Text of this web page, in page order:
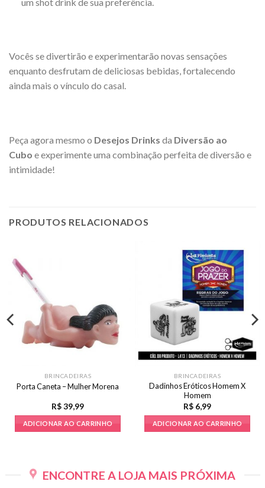
Vocês se divertirão e experimentarão novas sensações
enquanto desfrutam de deliciosas bebidas, fortalecendo
ainda mais o vínculo do casal.
Peça agora mesmo o Desejos Drinks da Diversão ao
Cubo e experimente uma combinação perfeita de diversão e
intimidade!
PRODUTOS RELACIONADOS
BRINCADEIRAS
Porta Caneta – Mulher Morena
R$39,99
ADICIONAR AO CARRINHO
BRINCADEIRAS
Dadinhos Eróticos Homem X
Homem
R$ 6,99
ADICIONAR AO CARRINHO
ENCONTRE A LOJA MAIS PRÓXIMA